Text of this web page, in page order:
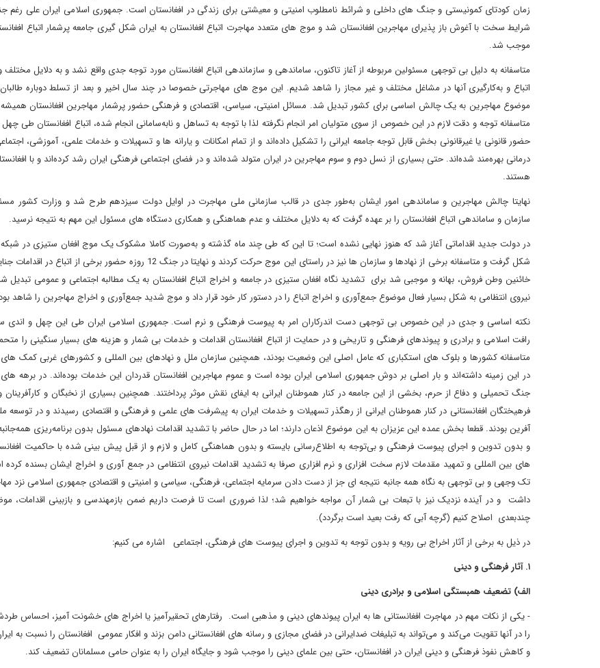
زمان کودتای کمونیستی و جنگ های داخلی و شرائط نامطلوب امنیتی و معیشتی برای زندگی در افغانستان است. جمهوری اسلامی ایران علی رغم
شرایط سخت با آغوش باز پذیرای مهاجرین افغانستان شد و موج های متعدد مهاجرت اتباع افغانستان به ایران شکل گیری جامعه پرشمار اتباع
موجب شد.
متاسفانه به دلیل بی توجهی مسئولین مربوطه از آغاز تاکنون، ساماندهی و سازماندهی اتباع افغانستان مورد توجه جدی واقع نشد و به دلایل مختلف
اتباع و به‌کارگیری آنها در مشاغل مختلف و غیر مجاز را شاهد شدیم. این موج های مهاجرتی خصوصا در چند سال اخیر و بعد از تسلط دوباره
موضوع مهاجرین به یک چالش اساسی برای کشور تبدیل شد. مسائل امنیتی، سیاسی، اقتصادی و فرهنگی حضور پرشمار مهاجرین افغانستان
متاسفانه توجه و دقت لازم در این خصوص از سوی متولیان امر انجام نگرفته لذا با توجه به تساهل و نابه‌سامانی انجام شده، اتباع افغانستان طی
حضور قانونی یا غیرقانونی بخش قابل توجه جامعه ایرانی را تشکیل داده‌اند و از تمام امکانات و یارانه ها و تسهیلات و خدمات علمی، آموزشی،
درمانی بهره‌مند شده‌اند. حتی بسیاری از نسل دوم و سوم مهاجرین در ایران متولد شده‌اند و در فضای اجتماعی فرهنگی ایران رشد کرده‌اند و با
هستند.
نهایتا چالش مهاجرین و ساماندهی امور ایشان به‌طور جدی در قالب سازمانی ملی مهاجرت در اوایل دولت سیزدهم طرح شد و وزارت کشور
سازمان و ساماندهی اتباع افغانستان را بر عهده گرفت که به دلایل مختلف و عدم هماهنگی و همکاری دستگاه های مسئول این مهم به نتیجه نرسید.
در دولت جدید اقداماتی آغاز شد که هنوز نهایی نشده است؛ تا این که طی چند ماه گذشته و به‌صورت کاملا مشکوک یک موج افغان ستیزی در
شکل گرفت و متاسفانه برخی از نهادها و سازمان ها نیز در راستای این موج حرکت کردند و نهایتا در جنگ 12 روزه حضور
خائنین وطن فروش، بهانه و موجبی شد برای تشدید نگاه افغان ستیزی در جامعه و اخراج اتباع افغانستان به یک مطالبه اجتماعی و عمومی تبدیل
نیروی انتظامی به شکل بسیار فعال موضوع جمع‌آوری و اخراج اتباع را در دستور کار خود قرار داد و موج شدید جمع‌آوری و اخراج مهاجرین را شاهد
نکته اساسی و جدی در این خصوص بی توجهی دست اندرکاران امر به پیوست فرهنگی و نرم است. جمهوری اسلامی ایران طی این چهل و اندی
رافت اسلامی و برادری و پیوندهای فرهنگی و تاریخی و در حمایت از اتباع افغانستان اقدامات و خدمات بی شمار و هزینه های بسیار سنگینی را
متاسفانه کشورها و بلوک های استکباری که عامل اصلی این وضعیت بودند، همچنین سازمان ملل و نهادهای بین المللی و کشورهای غربی کمک های
در این زمینه داشته‌اند و بار اصلی بر دوش جمهوری اسلامی ایران بوده است و عموم مهاجرین افغانستان قدردان این خدمات بوده‌اند. در برهه
جنگ تحمیلی و دفاع از حرم، بخشی از این جامعه در کنار هموطنان ایرانی به ایفای نقش موثر پرداختند. همچنین بسیاری از نخبگان و
فرهیختگان افغانستانی در کنار هموطنان ایرانی از رهگذر تسهیلات و خدمات ایران به پیشرفت های علمی و فرهنگی و اقتصادی رسیدند و در توسعه
آفرین بودند. قطعا بخش عمده این عزیزان به این موضوع اذعان دارند؛ اما در حال حاضر با تشدید اقدامات نهادهای مسئول بدون برنامه‌ریزی
و بدون تدوین و اجرای پیوست فرهنگی و بی‌توجه به اطلاع‌رسانی بایسته و بدون هماهنگی کامل و لازم و از قبل پیش بینی شده با حاکمیت
های بین المللی و تمهید مقدمات لازم سخت افزاری و نرم افزاری صرفا به تشدید اقدامات نیروی انتظامی در جمع آوری و اخراج ایشان بسنده کرده
تک وجهی و بی توجهی به نگاه همه جانبه نتیجه ای جز از دست دادن سرمایه اجتماعی، فرهنگی، سیاسی و امنیتی و اقتصادی جمهوری اسلامی نزد
داشت و در آینده نزدیک نیز با تبعات بی شمار آن مواجه خواهیم شد؛ لذا ضروری است تا فرصت داریم ضمن بازمهندسی و بازبینی اقدامات،
چندبعدی اصلاح کنیم (گرچه آبی که رفت بعید است برگردد).
در ذیل به برخی از آثار اخراج بی رویه و بدون توجه به تدوین و اجرای پیوست های فرهنگی، اجتماعی اشاره می کنیم:
۱. آثار فرهنگی و دینی
الف) تضعیف همبستگی اسلامی و برادری دینی
- یکی از نکات مهم در مهاجرت افغانستانی ها به ایران پیوندهای دینی و مذهبی است. رفتارهای تحقیرآمیز یا اخراج های خشونت آمیز، احساس
را در آنها تقویت می‌کند و می‌تواند به تبلیغات ضدایرانی در فضای مجازی و رسانه های افغانستانی دامن بزند و افکار عمومی افغانستان را نسبت به
و کاهش نفوذ فرهنگی و دینی ایران در افغانستان، حتی بین علمای دینی را موجب شود و جایگاه ایران را به عنوان حامی مسلمانان تضعیف کند.